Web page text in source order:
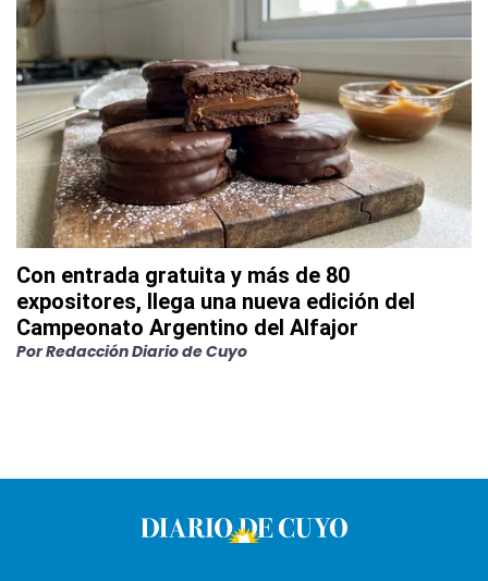
Con entrada gratuita y más de 80
expositores, llega una nueva edición del
Campeonato Argentino del Alfajor
PorRedacción Diario de Cuyo